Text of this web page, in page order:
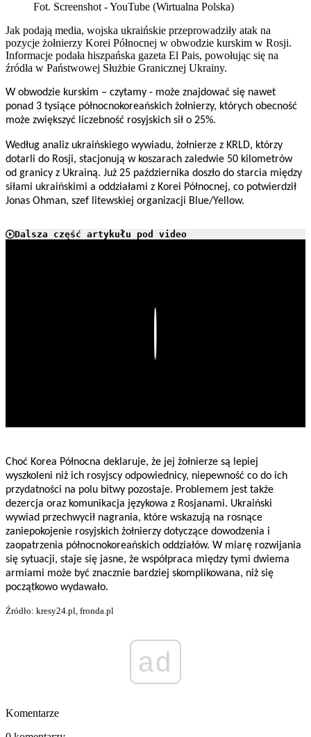
Fot. Screenshot - YouTube (Wirtualna Polska)
Jak podają media, wojska ukraińskie przeprowadziły atak na
pozycje żołnierzy Korei Północnej w obwodzie kurskim w Rosji.
Informacje podała hiszpańska gazeta El Pais, powołując się na
źródła w Państwowej Służbie Granicznej Ukrainy.
W obwodzie kurskim – czytamy - może znajdować się nawet
ponad 3 tysiące północnokoreańskich żołnierzy, których obecność
może zwiększyć liczebność rosyjskich sił o 25%.
Według analiz ukraińskiego wywiadu, żołnierze z KRLD, którzy
dotarli do Rosji, stacjonują w koszarach zaledwie 50 kilometrów
od granicy z Ukrainą. Już 25 października doszło do starcia między
siłami ukraińskimi a oddziałami z Korei Północnej, co potwierdził
Jonas Ohman, szef litewskiej organizacji Blue/Yellow.
Dalsza część artykułu pod video
Choć Korea Północna deklaruje, że jej żołnierze są lepiej
wyszkoleni niż ich rosyjscy odpowiednicy, niepewność co do ich
przydatności na polu bitwy pozostaje. Problemem jest także
dezercja oraz komunikacja językowa z Rosjanami. Ukraiński
wywiad przechwycił nagrania, które wskazują na rosnące
zaniepokojenie rosyjskich żołnierzy dotyczące dowodzenia i
zaopatrzenia północnokoreańskich oddziałów. W miarę rozwijania
się sytuacji, staje się jasne, że współpraca między tymi dwiema
armiami może być znacznie bardziej skomplikowana, niż się
początkowo wydawało.
Źródło: kresy24.pl, fronda.pl
ad
Komentarze